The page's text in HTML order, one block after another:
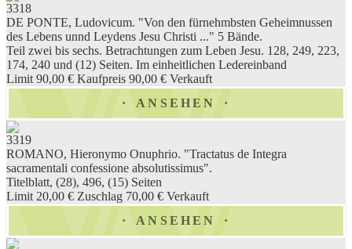
3318
DE PONTE, Ludovicum. "Von den fürnehmbsten Geheimnussen
des Lebens unnd Leydens Jesu Christi ..." 5 Bände.
Teil zwei bis sechs. Betrachtungen zum Leben Jesu. 128, 249, 223,
174, 240 und (12) Seiten. Im einheitlichen Ledereinband
Limit 90,00 € Kaufpreis 90,00 € Verkauft
ANSEHEN
3319
ROMANO, Hieronymo Onuphrio. "Tractatus de Integra
sacramentali confessione absolutissimus".
Titelblatt, (28), 496, (15) Seiten
Limit 20,00 € Zuschlag 70,00 € Verkauft
ANSEHEN